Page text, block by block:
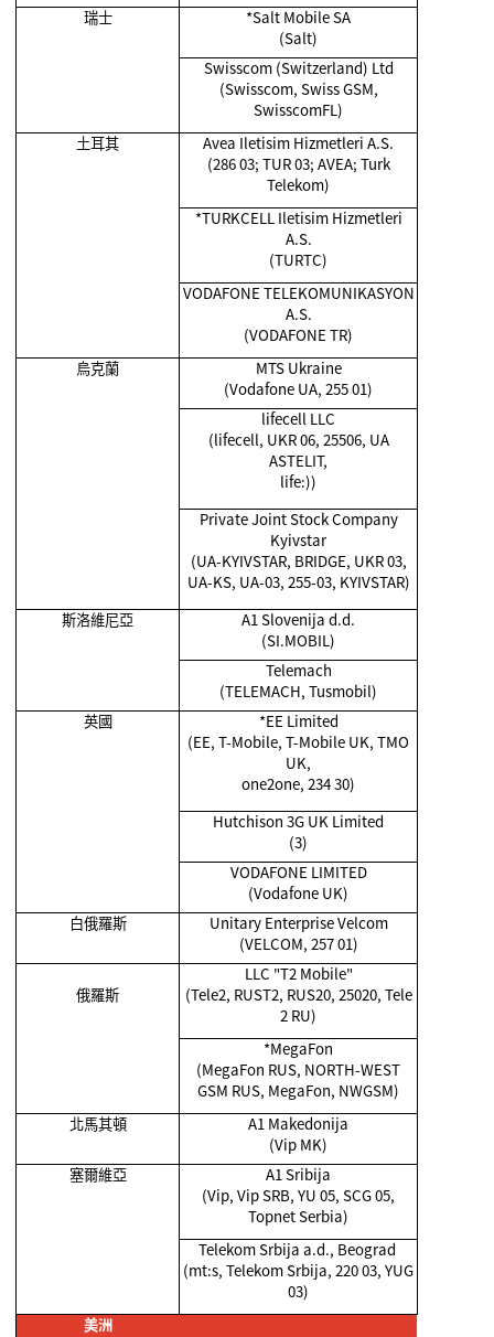
瑞士
*Salt Mobile SA
(Salt)
Swisscom (Switzerland) Ltd
(Swisscom, Swiss GSM,
SwisscomFL)
土耳其
Avea Iletisim Hizmetleri A.S.
(286 03; TUR 03; AVEA; Turk
Telekom)
*TURKCELL Iletisim Hizmetleri
A.S.
(TURTC)
VODAFONE TELEKOMUNIKASYON
A.S.
(VODAFONE TR)
烏克蘭
MTS Ukraine
(Vodafone UA, 255 01)
lifecell LLC
(lifecell, UKR 06, 25506, UA
ASTELIT,
life:))
Private Joint Stock Company
Kyivstar
(UA-KYIVSTAR, BRIDGE, UKR 03,
UA-KS, UA-03, 255-03, KYIVSTAR)
斯洛維尼亞
A1 Slovenija d.d.
(SI.MOBIL)
Telemach
(TELEMACH, Tusmobil)
英國
*EE Limited
(EE, T-Mobile, T-Mobile UK, TMO
UK,
one2one, 234 30)
Hutchison 3G UK Limited
(3)
VODAFONE LIMITED
(Vodafone UK)
白俄羅斯
Unitary Enterprise Velcom
(VELCOM, 257 01)
俄羅斯
LLC "T2 Mobile"
(Tele2, RUST2, RUS20, 25020, Tele
2 RU)
*MegaFon
(MegaFon RUS, NORTH-WEST
GSM RUS, MegaFon, NWGSM)
北馬其頓
A1 Makedonija
(Vip MK)
塞爾維亞
A1 Sribija
(Vip, Vip SRB, YU 05, SCG 05,
Topnet Serbia)
Telekom Srbija a.d., Beograd
(mt:s, Telekom Srbija, 220 03, YUG
03)
美洲